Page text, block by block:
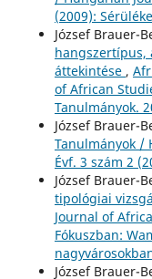
(2009):
József Brauer-
hangszertípus,
áttekintése ,
of African
Tanulmányok.
József Brauer-
Tanulmányok /
Évf. 3 szám 2
József Brauer-
tipológiai
Journal of
Fókuszban:
József Brauer-